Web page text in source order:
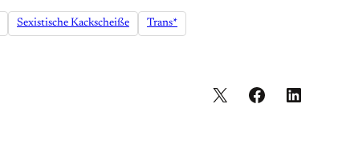
Sexistische Kackscheiße Trans*